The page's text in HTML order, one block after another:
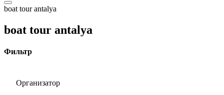
boat tour antalya
boat tour antalya
Фильтр
Организатор